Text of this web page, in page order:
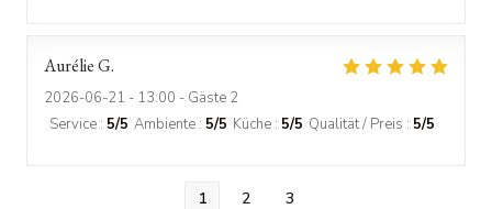
AurélieG
2026-06-21 - 13:00 - Gäste 2
Service : 5/5 Ambiente : 5/5 Küche : 5/5 Qualität / Preis : 5/5
1 2 3